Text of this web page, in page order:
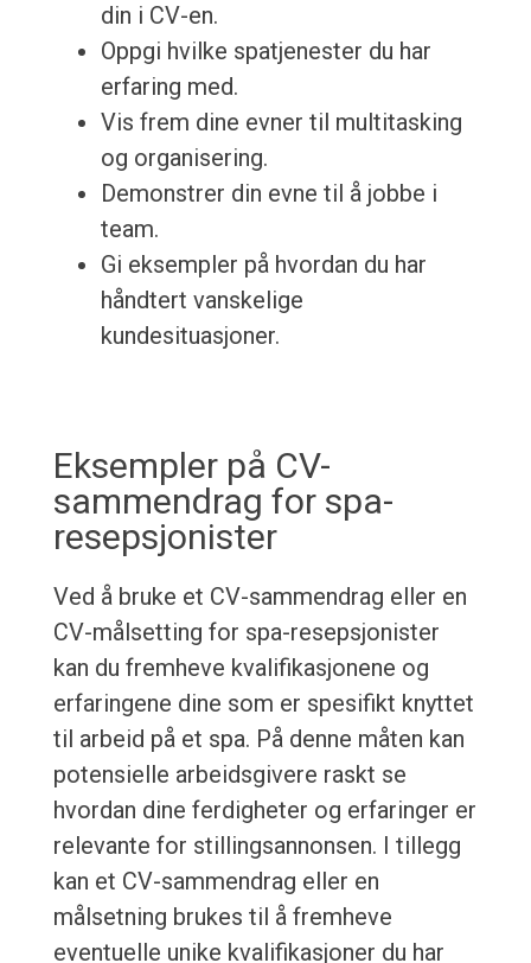
din i CV-en.
Oppgi hvilke spatjenester du har
erfaring med.
Vis frem dine evner til multitasking
og organisering.
Demonstrer din evne til å jobbe i
team.
Gi eksempler på hvordan du har
håndtert vanskelige
kundesituasjoner.
Eksempler på CV-
sammendrag for spa-
resepsjonister
Ved å bruke et CV-sammendrag eller en
CV-målsetting for spa-resepsjonister
kan du fremheve kvalifikasjonene og
erfaringene dine som er spesifikt knyttet
til arbeid på et spa. På denne måten kan
potensielle arbeidsgivere raskt se
hvordan dine ferdigheter og erfaringer er
relevante for stillingsannonsen. I tillegg
kan et CV-sammendrag eller en
målsetning brukes til å fremheve
eventuelle unike kvalifikasjoner du har